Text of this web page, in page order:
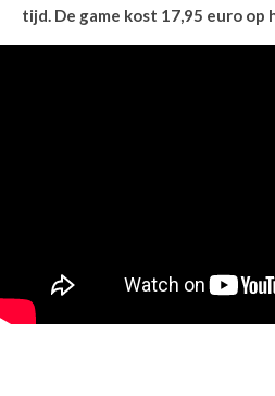
tijd. De game kost 17,95 euro